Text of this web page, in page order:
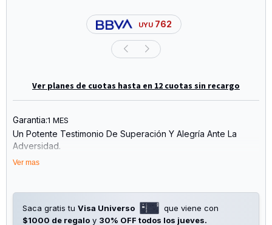
UYU 762
Ver planes de cuotas hasta en 12 cuotas sin recargo
Garantia:1 MES
Un Potente Testimonio De Superación Y Alegría Ante La
Adversidad.
A Los Diecisiete Años, Un Accidente De Tránsito Cambió
Para Siempre La Existencia De Alejandra Forlán. Perdió La
Movilidad De Su Cuerpo, Perdió La Construcción De Su
Ver mas
Saca gratis tu Visa Universo
que viene con
$1000 de regalo y 30% OFF todos los jueves.